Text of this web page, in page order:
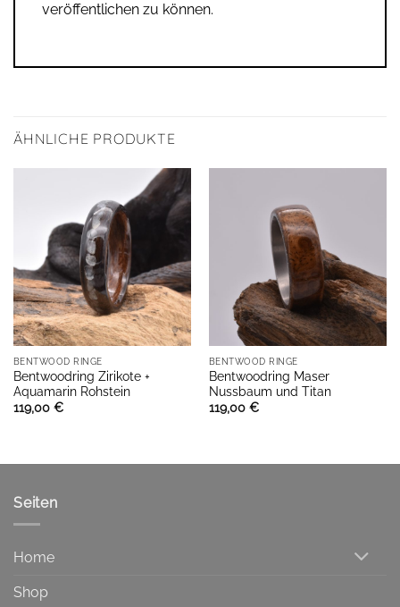
veröffentlichen zu können.
ÄHNLICHE PRODUKTE
BENTWOOD RINGE
Bentwoodring Zirikote +
Aquamarin Rohstein
119,00 €
BENTWOOD RINGE
Bentwoodring Maser
Nussbaum und Titan
119,00 €
Seiten
Home
Shop